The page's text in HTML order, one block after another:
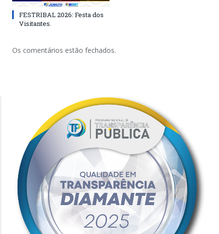
FESTRIBAL 2026: Festa dos
Visitantes.
Os comentários estão fechados.